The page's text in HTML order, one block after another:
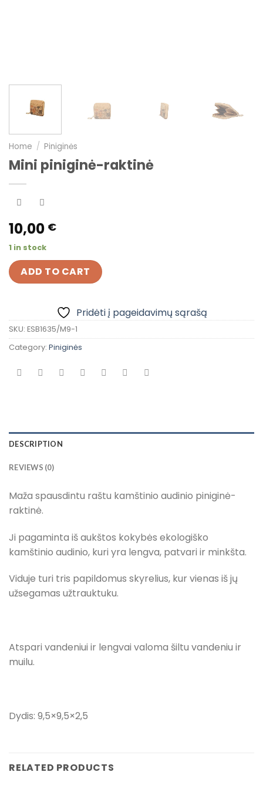
Home / Piniginės
Mini piniginė-raktinė
10,00 €
1 in stock
ADD TO CART
Pridėti į pageidavimų sąrašą
SKU: ESB1635/M9-1
Category: Piniginės
DESCRIPTION
REVIEWS (0)
Maža spausdintu raštu kamštinio audinio piniginė-
raktinė.
Ji pagaminta iš aukštos kokybės ekologiško
kamštinio audinio, kuri yra lengva, patvari ir minkšta.
Viduje turi tris papildomus skyrelius, kur vienas iš jų
užsegamas užtrauktuku.
Atspari vandeniui ir lengvai valoma šiltu vandeniu ir
muilu.
Dydis: 9,5×9,5×2,5
RELATED PRODUCTS